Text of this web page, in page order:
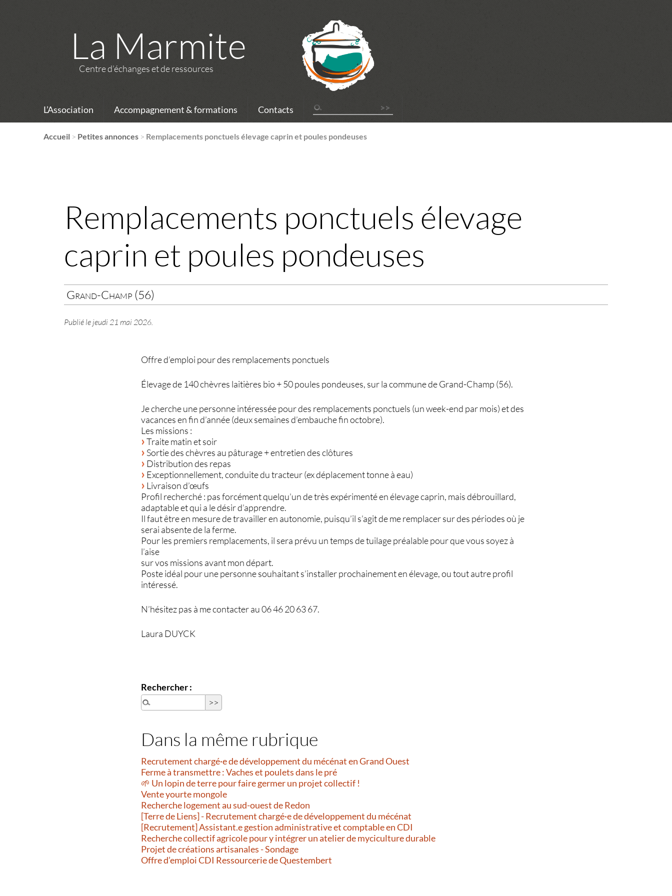
La Marmite
Centre d’échanges et de ressources
L’Association Accompagnement & formations Contacts
Accueil > Petites annonces > Remplacements ponctuels élevage caprin et poules pondeuses
Remplacements ponctuels élevage
caprin et poules pondeuses
Grand-Champ (56)
Publié le jeudi 21 mai 2026.
Offre d’emploi pour des remplacements ponctuels
Élevage de 140 chèvres laitières bio + 50 poules pondeuses, sur la commune de Grand-Champ (56).
Je cherche une personne intéressée pour des remplacements ponctuels (un week-end par mois) et des
vacances en fin d’année (deux semaines d’embauche fin octobre).
Les missions :
Traite matin et soir
Sortie des chèvres au pâturage + entretien des clôtures
Distribution des repas
Exceptionnellement, conduite du tracteur (ex déplacement tonne à eau)
Livraison d’œufs
Profil recherché : pas forcément quelqu’un de très expérimenté en élevage caprin, mais débrouillard,
adaptable et qui a le désir d’apprendre.
Il faut être en mesure de travailler en autonomie, puisqu’il s’agit de me remplacer sur des périodes où je
serai absente de la ferme.
Pour les premiers remplacements, il sera prévu un temps de tuilage préalable pour que vous soyez à
l’aise
sur vos missions avant mon départ.
Poste idéal pour une personne souhaitant s’installer prochainement en élevage, ou tout autre profil
intéressé.
N’hésitez pas à me contacter au 06 46 20 63 67.
Laura DUYCK
Rechercher :
Dans la même rubrique
Recrutement chargé·e de développement du mécénat en Grand Ouest
Ferme à transmettre : Vaches et poulets dans le pré
🌱 Un lopin de terre pour faire germer un projet collectif !
Vente yourte mongole
Recherche logement au sud-ouest de Redon
[Terre de Liens] - Recrutement chargé·e de développement du mécénat
[Recrutement] Assistant.e gestion administrative et comptable en CDI
Recherche collectif agricole pour y intégrer un atelier de myciculture durable
Projet de créations artisanales - Sondage
Offre d’emploi CDI Ressourcerie de Questembert